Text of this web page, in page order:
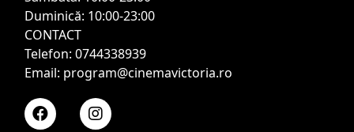
Duminică: 10:00-23:00
CONTACT
Telefon: 0744338939
Email: program@cinemavictoria.ro